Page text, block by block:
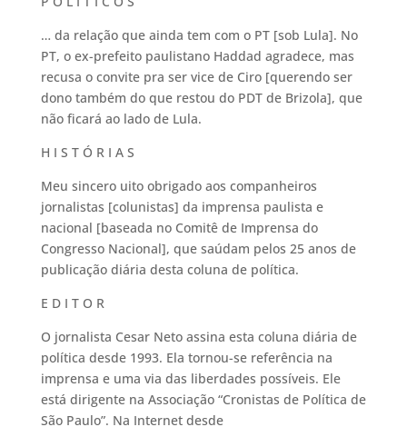
… da relação que ainda tem com o PT [sob Lula]. No
PT, o ex-prefeito paulistano Haddad agradece, mas
recusa o convite pra ser vice de Ciro [querendo ser
dono também do que restou do PDT de Brizola], que
não ficará ao lado de Lula.
H I S T Ó R I A S
Meu sincero uito obrigado aos companheiros
jornalistas [colunistas] da imprensa paulista e
nacional [baseada no Comitê de Imprensa do
Congresso Nacional], que saúdam pelos 25 anos de
publicação diária desta coluna de política.
E D I T O R
O jornalista Cesar Neto assina esta coluna diária de
política desde 1993. Ela tornou-se referência na
imprensa e uma via das liberdades possíveis. Ele
está dirigente na Associação “Cronistas de Política de
São Paulo”. Na Internet desde